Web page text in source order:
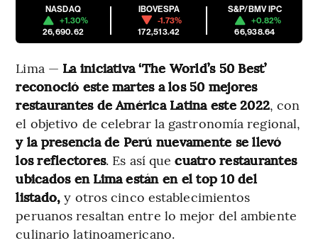
NASDAQ
+1.30%
26,690.62
IBOVESPA
-1.73%
172,513.42
S&P/BMV IPC
+0.82%
66,938.64
Lima — La iniciativa ‘The World’s 50 Best’
reconoció este martes a los 50 mejores
restaurantes de América Latina este 2022, con
el objetivo de celebrar la gastronomía regional,
y la presencia de Perú nuevamente se llevó
los reflectores. Es así que cuatro restaurantes
ubicados en Lima están en el top 10 del
listado, y otros cinco establecimientos
peruanos resaltan entre lo mejor del ambiente
culinario latinoamericano.